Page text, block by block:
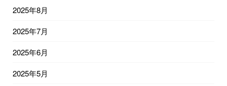
2025年8月
2025年7月
2025年6月
2025年5月